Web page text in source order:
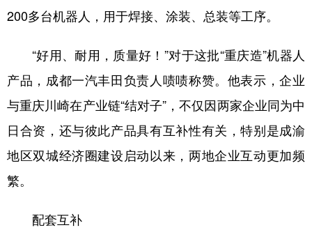
200多台机器人，用于焊接、涂装、总装等工序。
“好用、耐用，质量好！”对于这批“重庆造”机器人
产品，成都一汽丰田负责人啧啧称赞。他表示，企业
与重庆川崎在产业链“结对子”，不仅因两家企业同为中
日合资，还与彼此产品具有互补性有关，特别是成渝
地区双城经济圈建设启动以来，两地企业互动更加频
繁。
配套互补